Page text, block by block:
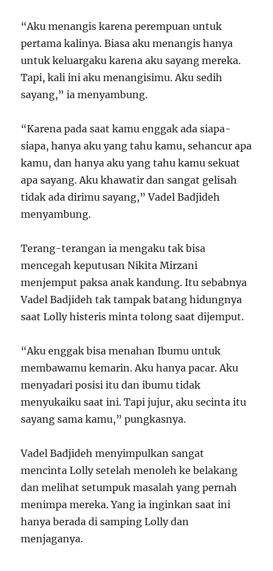
“Aku menangis karena perempuan untuk
pertama kalinya. Biasa aku menangis hanya
untuk keluargaku karena aku sayang mereka.
Tapi, kali ini aku menangisimu. Aku sedih
sayang,” ia menyambung.
“Karena pada saat kamu enggak ada siapa-
siapa, hanya aku yang tahu kamu, sehancur apa
kamu, dan hanya aku yang tahu kamu sekuat
apa sayang. Aku khawatir dan sangat gelisah
tidak ada dirimu sayang,” Vadel Badjideh
menyambung.
Terang-terangan ia mengaku tak bisa
mencegah keputusan Nikita Mirzani
menjemput paksa anak kandung. Itu sebabnya
Vadel Badjideh tak tampak batang hidungnya
saat Lolly histeris minta tolong saat dijemput.
“Aku enggak bisa menahan Ibumu untuk
membawamu kemarin. Aku hanya pacar. Aku
menyadari posisi itu dan ibumu tidak
menyukaiku saat ini. Tapi jujur, aku secinta itu
sayang sama kamu,” pungkasnya.
Vadel Badjideh menyimpulkan sangat
mencinta Lolly setelah menoleh ke belakang
dan melihat setumpuk masalah yang pernah
menimpa mereka. Yang ia inginkan saat ini
hanya berada di samping Lolly dan
menjaganya.